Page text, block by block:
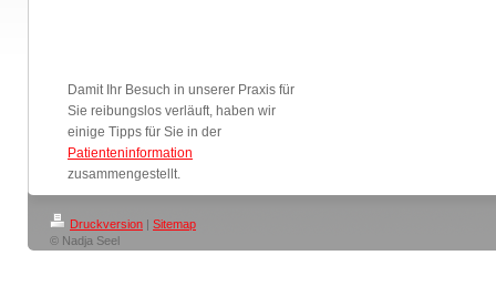
Damit Ihr Besuch in unserer Praxis für
Sie reibungslos verläuft, haben wir
einige Tipps für Sie in der
Patienteninformation
zusammengestellt.
Druckversion | Sitemap
© Nadja Seel